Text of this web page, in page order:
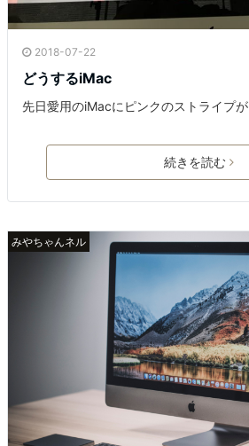
2018-07-22
どうするiMac
先日愛用のiMacにピンクのストライプが
続きを読む
みやちゃんネル